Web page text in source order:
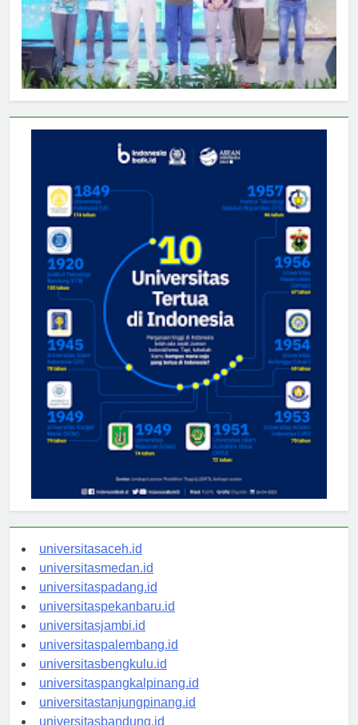
universitasaceh.id
universitasmedan.id
universitaspadang.id
universitaspekanbaru.id
universitasjambi.id
universitaspalembang.id
universitasbengkulu.id
universitaspangkalpinang.id
universitastanjungpinang.id